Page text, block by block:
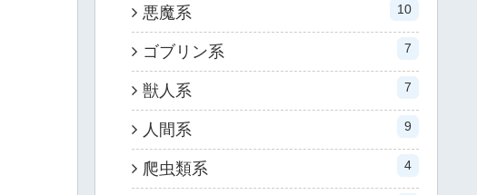
悪魔系 10
ゴブリン系 7
獣人系 7
人間系 9
爬虫類系 4